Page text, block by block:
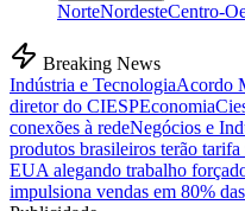
NorteNordesteCentro-
Breaking News
Indústria e TecnologiaAcordo
diretor do CIESPEconomia
conexões à redeNegócios e
produtos brasileiros terão
EUA alegando trabalho
impulsiona vendas em 80%